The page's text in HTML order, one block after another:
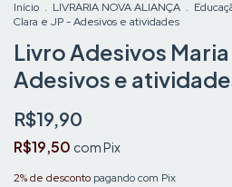
Início . LIVRARIA NOVA ALIANÇA .
Clara e JP - Adesivos e atividades
Livro Adesivos Maria
Adesivos e
R$19,90
R$19,50 comPix
2% de desconto pagando com Pix